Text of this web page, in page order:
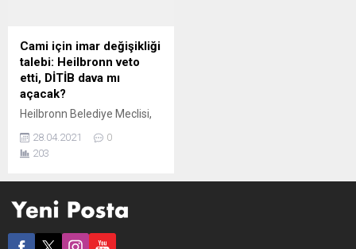
Cami için imar değişikliği
talebi: Heilbronn veto
etti, DİTİB dava mı
açacak?
Heilbronn Belediye Meclisi,
cami inşaatı için talep ettiği
imar değişikliği talebine
Hür Demokrat Parti (FDP),
AfD’li (Almanya için
28.04.2021
0
203